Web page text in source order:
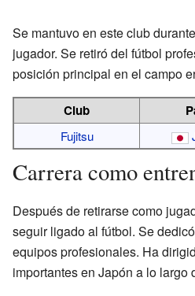
Se mantuvo en este club
jugador. Se retiró del fútbol
posición principal en el campo
Club
Fujitsu
Carrera como
Después de retirarse como
seguir ligado al fútbol. Se
equipos profesionales. Ha
importantes en Japón a lo largo